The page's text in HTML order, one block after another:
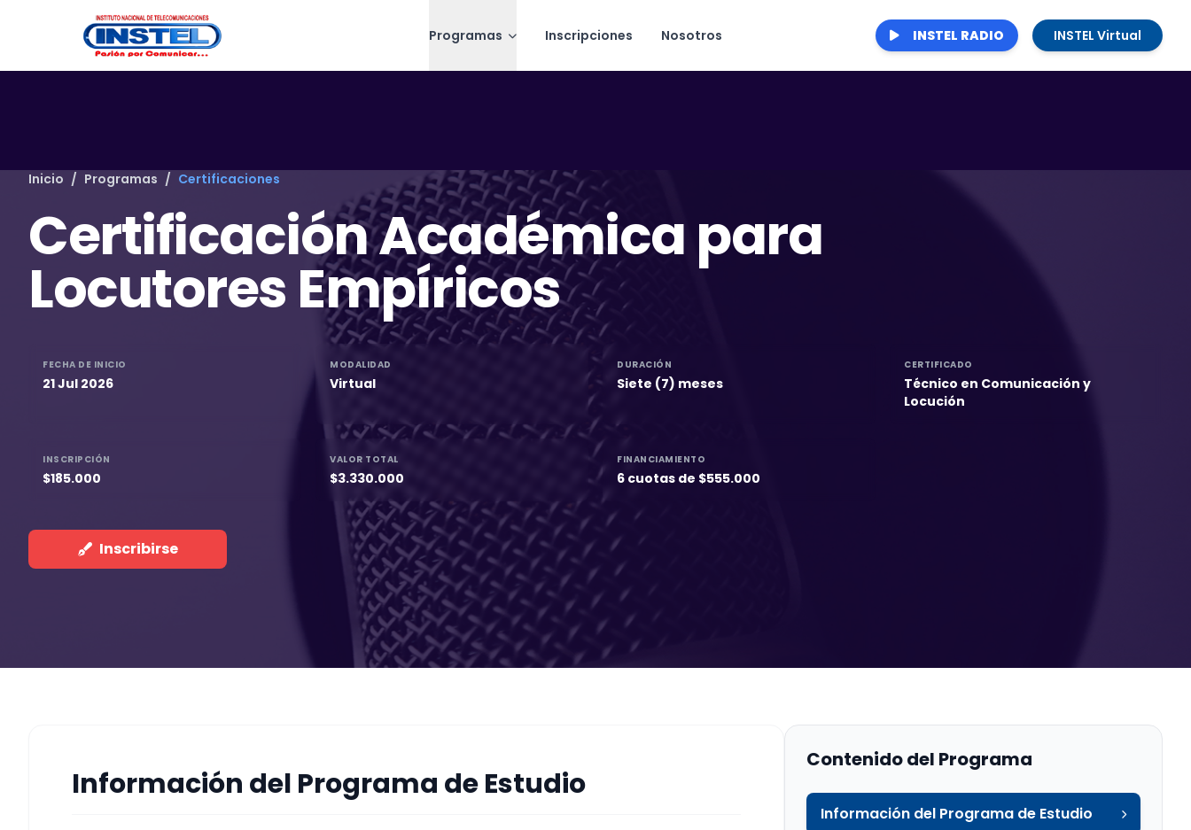
Programas Inscripciones Nosotros INSTEL RADIO INSTEL Virtual
Inicio / Programas / Certificaciones
Certificación Académica para
Locutores Empíricos
FECHA DE INICIO
21 Jul 2026
MODALIDAD
Virtual
DURACIÓN
Siete (7) meses
CERTIFICADO
Técnico en Comunicación y
Locución
INSCRIPCIÓN
$185.000
VALOR TOTAL
$3.330.000
FINANCIAMIENTO
6 cuotas de $555.000
Inscribirse
Información del Programa de Estudio
Contenido del Programa
Información del Programa de Estudio